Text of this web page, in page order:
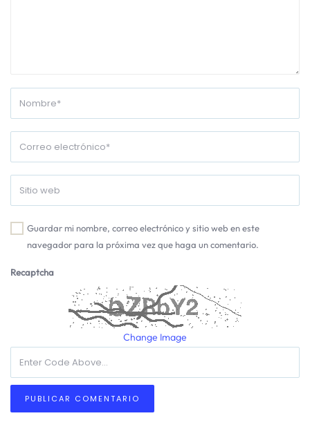
Guardar mi nombre, correo electrónico y sitio web en este
navegador para la próxima vez que haga un comentario.
Recaptcha
Change Image